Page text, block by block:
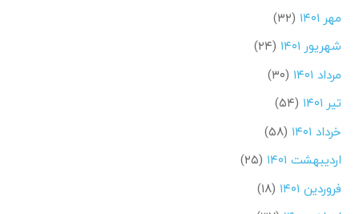
مهر ۱۴۰۱
(۳۲)
شهریور ۱۴۰۱
(۲۴)
مرداد ۱۴۰۱
(۳۰)
تیر ۱۴۰۱
(۵۴)
خرداد ۱۴۰۱
(۵۸)
اردیبهشت ۱۴۰۱
(۲۵)
فروردین ۱۴۰۱
(۱۸)